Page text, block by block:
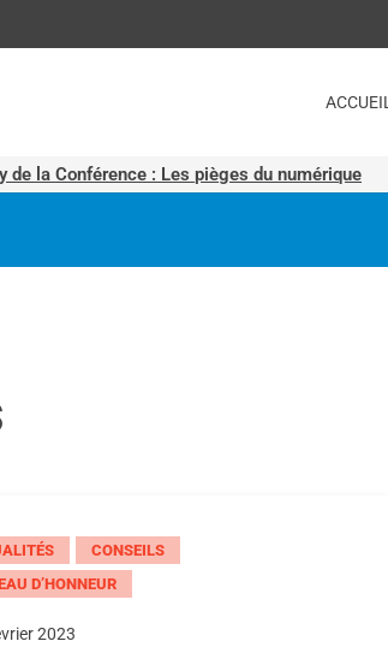
ACCUEIL
de la Conférence : Les pièges du numérique
CONSEILS
D’HONNEUR
2023